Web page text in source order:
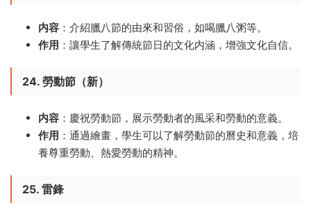
内容 ：介紹臘八節的由來和習俗，如喝臘八粥等。
作用 ：讓學生了解傳統節日的文化内涵，增強文化自信。
24. 勞動節（新）
内容 ：慶祝勞動節，展示勞動者的風采和勞動的意義。
作用 ：通過繪畫，學生可以了解勞動節的曆史和意義，培
養尊重勞動、熱愛勞動的精神。
25. 雷鋒